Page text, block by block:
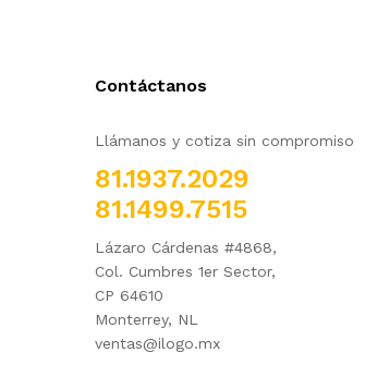
Contáctanos
Llámanos y cotiza sin compromiso
81.1937.2029
81.1499.7515
Lázaro Cárdenas #4868,
Col. Cumbres 1er Sector,
CP 64610
Monterrey, NL
ventas@ilogo.mx